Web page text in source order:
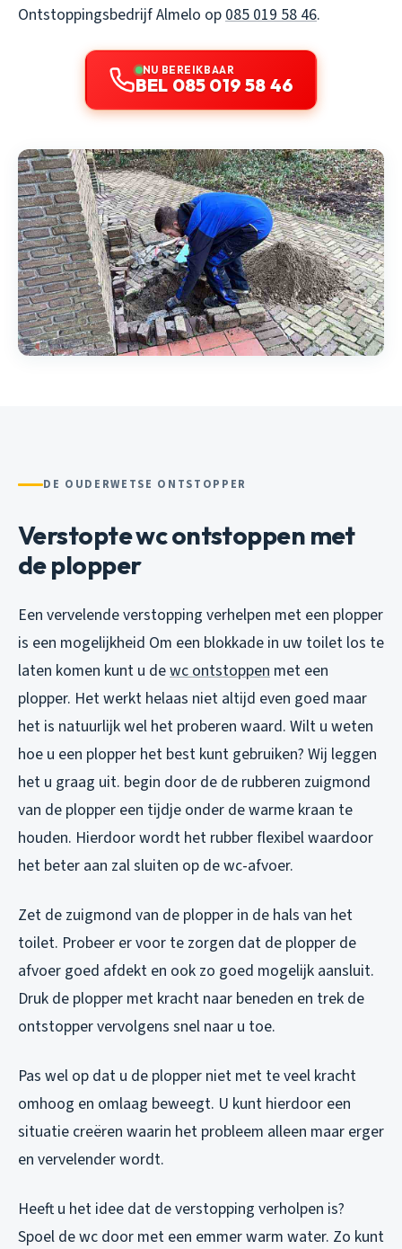
Ontstoppingsbedrijf Almelo op085 019 58 46.
NU BEREIKBAAR
BEL 085 019 58 46
DE OUDERWETSE ONTSTOPPER
Verstopte wc ontstoppen met
de plopper
Een vervelende verstopping verhelpen met een plopper
is een mogelijkheid Om een blokkade in uw toilet los te
laten komen kunt u dewc ontstoppen met een
plopper. Het werkt helaas niet altijd even goed maar
het is natuurlijk wel het proberen waard. Wilt u weten
hoe u een plopper het best kunt gebruiken? Wij leggen
het u graag uit. begin door de de rubberen zuigmond
van de plopper een tijdje onder de warme kraan te
houden. Hierdoor wordt het rubber flexibel waardoor
het beter aan zal sluiten op de wc-afvoer.
Zet de zuigmond van de plopper in de hals van het
toilet. Probeer er voor te zorgen dat de plopper de
afvoer goed afdekt en ook zo goed mogelijk aansluit.
Druk de plopper met kracht naar beneden en trek de
ontstopper vervolgens snel naar u toe.
Pas wel op dat u de plopper niet met te veel kracht
omhoog en omlaag beweegt. U kunt hierdoor een
situatie creëren waarin het probleem alleen maar erger
en vervelender wordt.
Heeft u het idee dat de verstopping verholpen is?
Spoel de wc door met een emmer warm water. Zo kunt